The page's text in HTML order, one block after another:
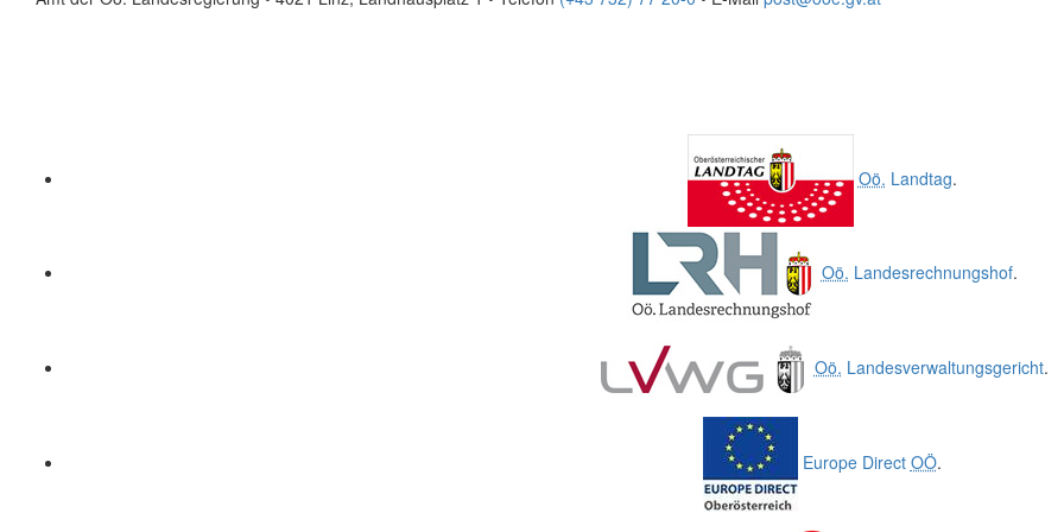
Oö. Landtag.
Oö. Landesrechnungshof.
Oö. Landesverwaltungsgericht.
Europe Direct OÖ.